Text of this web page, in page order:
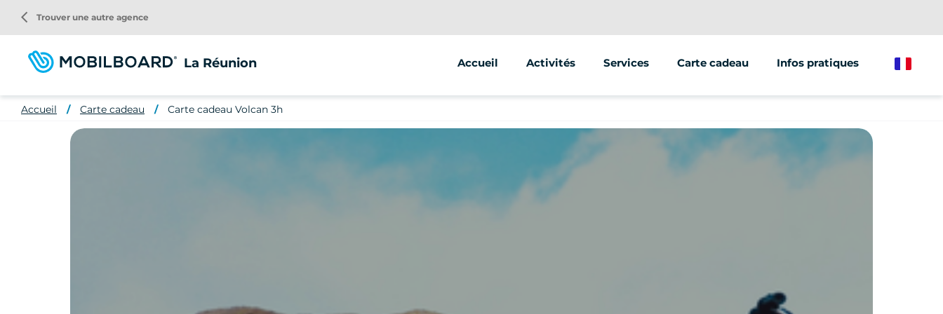
contenu
principal
La Réunion Accueil Activités
Segway
Trottinette
Vélo
Services
Animations/groupes
Street marketing
Vente de véhicules
Carte cadeau Infos pratiques
arrow_back_ios Trouver une autre agence
Accueil Carte cadeau Carte cadeau Volcan 3h